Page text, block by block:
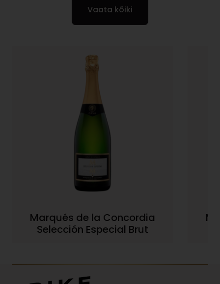
Vaata kõiki
Marqués de la Concordia
Selección Especial Brut